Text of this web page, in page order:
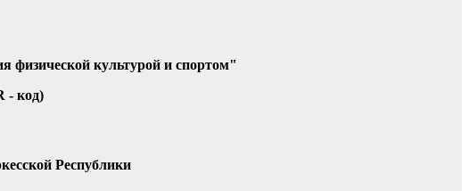
физической культурой и спортом"
- код)